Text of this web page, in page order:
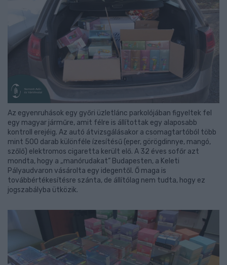
Az egyenruhások egy győri üzletlánc parkolójában figyeltek fel
egy magyar járműre, amit félre is állítottak egy alaposabb
kontroll erejéig. Az autó átvizsgálásakor a csomagtartóból több
mint 500 darab különféle ízesítésű (eper, görögdinnye, mangó,
szőlő) elektromos cigaretta került elő. A 32 éves sofőr azt
mondta, hogy a „manórudakat” Budapesten, a Keleti
Pályaudvaron vásárolta egy idegentől. Ő maga is
továbbértékesítésre szánta, de állítólag nem tudta, hogy ez
jogszabályba ütközik.